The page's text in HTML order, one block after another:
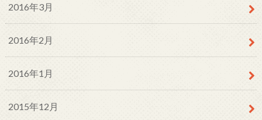
2016年3月
2016年2月
2016年1月
2015年12月